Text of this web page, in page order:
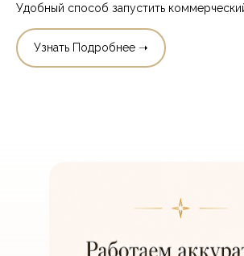
Удобный способ запустить
Узнать Подробнее ➝